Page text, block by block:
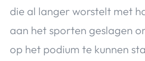
die al langer worstelt met
aan het sporten geslagen
op het podium te kunnen